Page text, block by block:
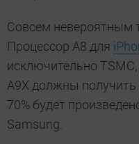
Совсем невероятным
Процессор А8 для
исключительно
А9Х должны получить
70% будет
Samsung.